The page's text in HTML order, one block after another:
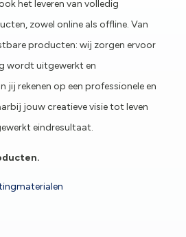
het leveren van volledig
zowel online als offline. Van
producten: wij zorgen ervoor
wordt uitgewerkt en
jij rekenen op een professionele en
jouw creatieve visie tot leven
eindresultaat.